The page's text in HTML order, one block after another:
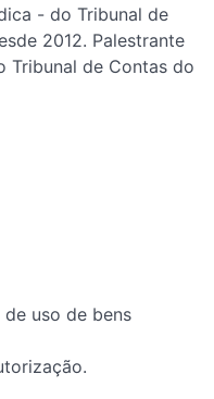
- do Tribunal de
2012. Palestrante
Tribunal de Contas do
uso de bens